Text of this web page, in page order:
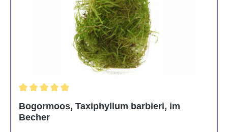
Bogormoos, Taxiphyllum barbieri, im
Becher